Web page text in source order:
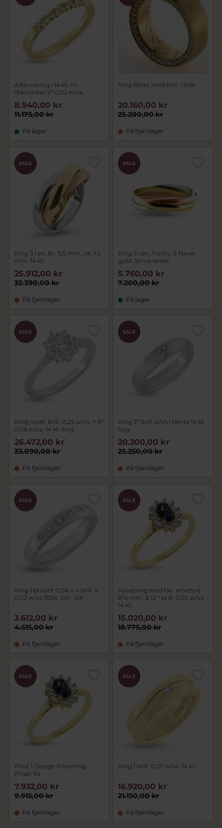
Alliancering i 14 kt. m.
diamanter 5* 0,02 w/vs.
11.175,00 kr
8.940,00 kr
På lager
Ring fattet med brill. i side
25.200,00 kr
20.160,00 kr
På fjernlager
SALE
Ring 3 i en, br. 3,5 mm., tk. 1,5
mm. 14 kt.
32.390,00 kr
25.912,00 kr
På fjernlager
SALE
Ring 3 i en, Trinity, 3 farver
guld. Se varianter
7.200,00 kr
5.760,00 kr
På lager
SALE
Ring roset, brill. 0,25 w/vs. + 8*
0,06 w/vs. 14 kt. hvg.
33.090,00 kr
26.472,00 kr
På fjernlager
SALE
Ring 3* 0,01 w/vs i hjerte 14 kt.
hvg.
25.250,00 kr
20.200,00 kr
På fjernlager
SALE
Ring 1 brillant 0,04 + 4 brill. a
0,02 w/vs 925s. (str.-59)
4.515,00 kr
3.612,00 kr
På fjernlager
SALE
Rosetring med fac. ametyst
6*4 mm. & 12 * brill. 0,02 w/vs.
14 kt.
18.775,00 kr
15.020,00 kr
På fjernlager
SALE
Pind J Design Rosetring.
Priser fra
9.915,00 kr
7.932,00 kr
På fjernlager
SALE
Ring 1 brill. 0,05 w/vs. 14 kt.
21.150,00 kr
16.920,00 kr
På fjernlager